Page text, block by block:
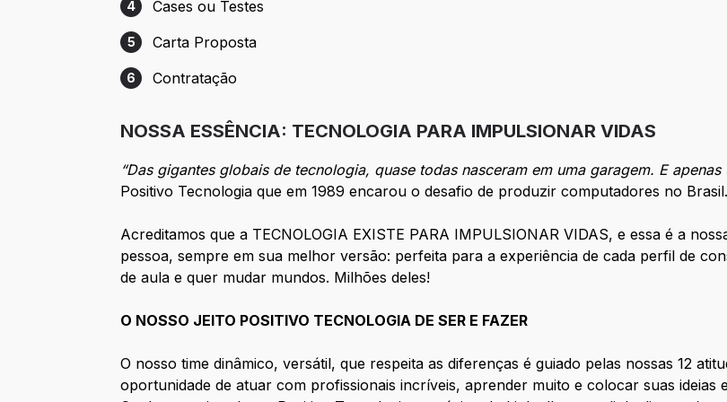
Etapa 4: Cases ou Testes
4 Cases ou Testes
Etapa 5: Carta Proposta
5 Carta Proposta
Etapa 6: Contratação
6 Contratação
NOSSA ESSÊNCIA: TECNOLOGIA PARA IMPULSIONAR VIDAS
“Das gigantes globais de tecnologia, quase todas nasceram em uma garagem. E apenas
Positivo Tecnologia que em 1989 encarou o desafio de produzir computadores no Brasil.
Acreditamos que a TECNOLOGIA EXISTE PARA IMPULSIONAR VIDAS, e essa é a
pessoa, sempre em sua melhor versão: perfeita para a experiência de cada perfil de
de aula e quer mudar mundos. Milhões deles!
O NOSSO JEITO POSITIVO TECNOLOGIA DE SER E FAZER
O nosso time dinâmico, versátil, que respeita as diferenças é guiado pelas nossas 12
oportunidade de atuar com profissionais incríveis, aprender muito e colocar suas ideias